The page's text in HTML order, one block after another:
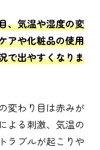
、気温や湿度の変
アや化粧品の使用
で出やすくなりま
変わり目は赤みが
よる刺激、気温の
ラブルが起こりや